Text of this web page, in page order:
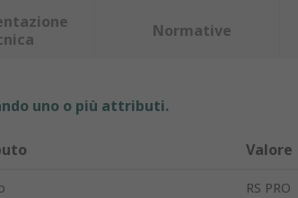
Normative
uno o più attributi.
Valore
RS PRO